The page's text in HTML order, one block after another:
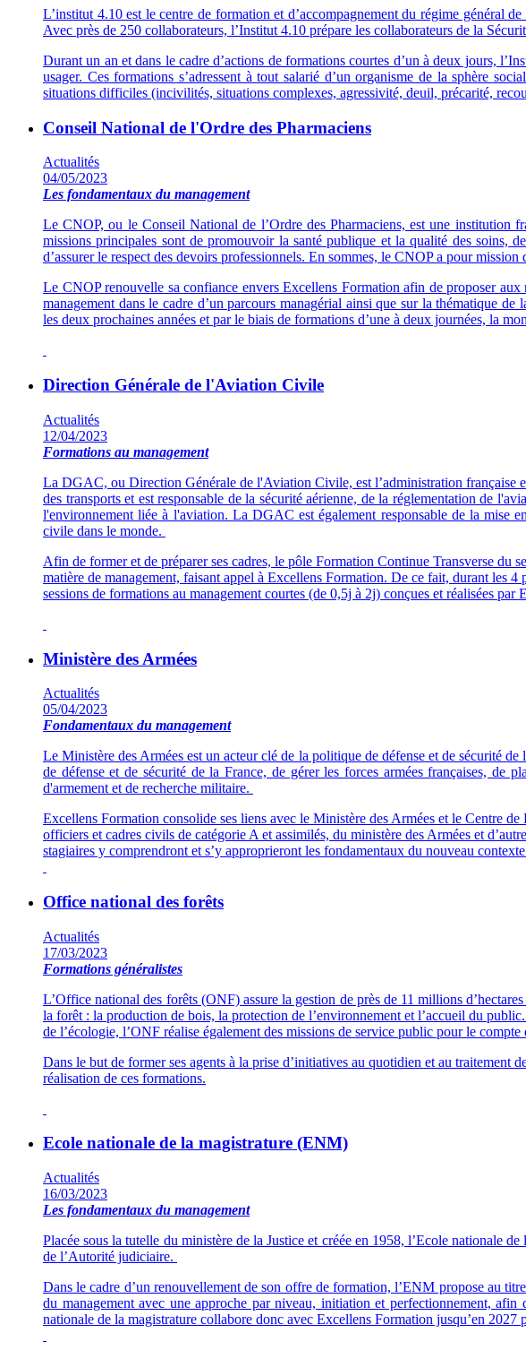
L’institut 4.10 est le centre de formation et d’accompagnement du régime général
Avec près de 250 collaborateurs, l’Institut 4.10 prépare les collaborateurs de la
Durant un an et dans le cadre d’actions de formations courtes d’un à deux jours,
usager. Ces formations s’adressent à tout salarié d’un organisme de la sphère
situations difficiles (incivilités, situations complexes, agressivité, deuil, précarité,
Conseil National de l'Ordre des Pharmaciens
Actualités
04/05/2023
Les fondamentaux du management
Le CNOP, ou le Conseil National de l’Ordre des Pharmaciens, est une institution
missions principales sont de promouvoir la santé publique et la qualité des soins,
d’assurer le respect des devoirs professionnels. En sommes, le CNOP a pour
Le CNOP renouvelle sa confiance envers Excellens Formation afin de proposer
management dans le cadre d’un parcours managérial ainsi que sur la thématique
les deux prochaines années et par le biais de formations d’une à deux journées, la
Direction Générale de l'Aviation Civile
Actualités
12/04/2023
Formations au management
La DGAC, ou Direction Générale de l'Aviation Civile, est l’administration française
des transports et est responsable de la sécurité aérienne, de la réglementation de
l'environnement liée à l'aviation. La DGAC est également responsable de la mise
civile dans le monde.
Afin de former et de préparer ses cadres, le pôle Formation Continue Transverse
matière de management, faisant appel à Excellens Formation. De ce fait, durant les
sessions de formations au management courtes (de 0,5j à 2j) conçues et réalisées
Ministère des Armées
Actualités
05/04/2023
Fondamentaux du management
Le Ministère des Armées est un acteur clé de la politique de défense et de sécurité
de défense et de sécurité de la France, de gérer les forces armées françaises,
d'armement et de recherche militaire.
Excellens Formation consolide ses liens avec le Ministère des Armées et le Centre
officiers et cadres civils de catégorie A et assimilés, du ministère des Armées et
stagiaires y comprendront et s’y approprieront les fondamentaux du nouveau
Office national des forêts
Actualités
17/03/2023
Formations généralistes
L’Office national des forêts (ONF) assure la gestion de près de 11 millions
la forêt : la production de bois, la protection de l’environnement et l’accueil du
de l’écologie, l’ONF réalise également des missions de service public pour le
Dans le but de former ses agents à la prise d’initiatives au quotidien et au
réalisation de ces formations.
Ecole nationale de la magistrature (ENM)
Actualités
16/03/2023
Les fondamentaux du management
Placée sous la tutelle du ministère de la Justice et créée en 1958, l’Ecole nationale
de l’Autorité judiciaire.
Dans le cadre d’un renouvellement de son offre de formation, l’ENM propose au
du management avec une approche par niveau, initiation et perfectionnement, afin
nationale de la magistrature collabore donc avec Excellens Formation jusqu’en